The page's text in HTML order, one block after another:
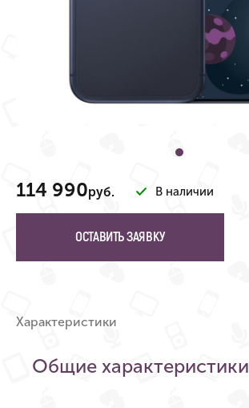
114 990руб. В наличии
ОСТАВИТЬ ЗАЯВКУ
Характеристики
Общие характеристики